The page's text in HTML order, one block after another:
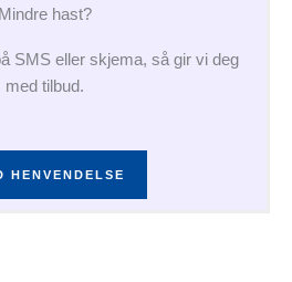
Mindre hast?
SMS eller skjema, så gir vi deg
med tilbud.
HENVENDELSE